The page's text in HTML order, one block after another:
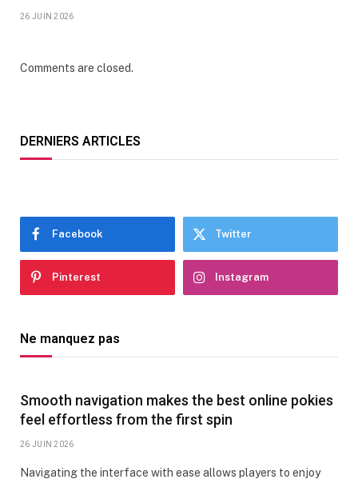
26 JUIN 2026
Comments are closed.
DERNIERS ARTICLES
Facebook Twitter
Pinterest Instagram
Ne manquez pas
Smooth navigation makes the best online pokies
feel effortless from the first spin
26 JUIN 2026
Navigating the interface with ease allows players to enjoy